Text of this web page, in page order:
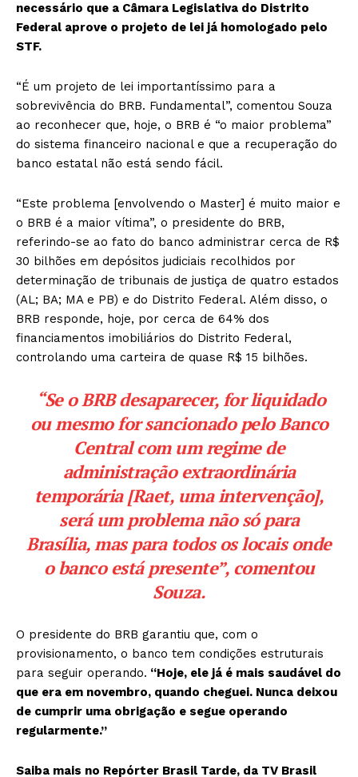
necessário que a Câmara Legislativa do Distrito
Federal aprove o projeto de lei já homologado pelo
STF.
“É um projeto de lei importantíssimo para a
sobrevivência do BRB. Fundamental”, comentou Souza
ao reconhecer que, hoje, o BRB é “o maior problema”
do sistema financeiro nacional e que a recuperação do
banco estatal não está sendo fácil.
“Este problema [envolvendo o Master] é muito maior e
o BRB é a maior vítima”, o presidente do BRB,
referindo-se ao fato do banco administrar cerca de R$
30 bilhões em depósitos judiciais recolhidos por
determinação de tribunais de justiça de quatro estados
(AL; BA; MA e PB) e do Distrito Federal. Além disso, o
BRB responde, hoje, por cerca de 64% dos
financiamentos imobiliários do Distrito Federal,
controlando uma carteira de quase R$ 15 bilhões.
“Se o BRB desaparecer, for liquidado
ou mesmo for sancionado pelo Banco
Central com um regime de
administração extraordinária
temporária [Raet, uma intervenção],
será um problema não só para
Brasília, mas para todos os locais onde
o banco está presente”, comentou
Souza.
O presidente do BRB garantiu que, com o
provisionamento, o banco tem condições estruturais
para seguir operando. “Hoje, ele já é mais saudável do
que era em novembro, quando cheguei. Nunca deixou
de cumprir uma obrigação e segue operando
regularmente.”
Saiba mais no Repórter Brasil Tarde, da TV Brasil